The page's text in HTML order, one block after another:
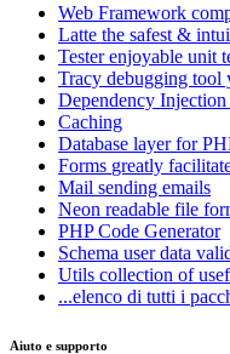
Web Framework
Latte the safest &
Testerenjoyable unit
Tracy debugging
Dependency Injection
Caching
Database layer for
Forms greatly
Mail sending emails
Neon readable file
PHP Code Generator
Schema user data
Utils collection of
...elenco di tutti i
Aiuto e supporto